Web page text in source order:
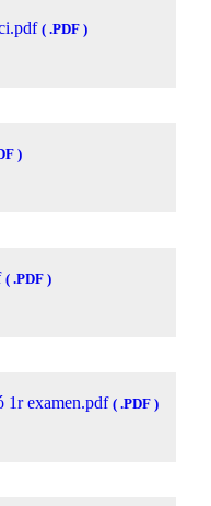
( .PDF )
)
( .PDF )
1r examen.pdf ( .PDF )